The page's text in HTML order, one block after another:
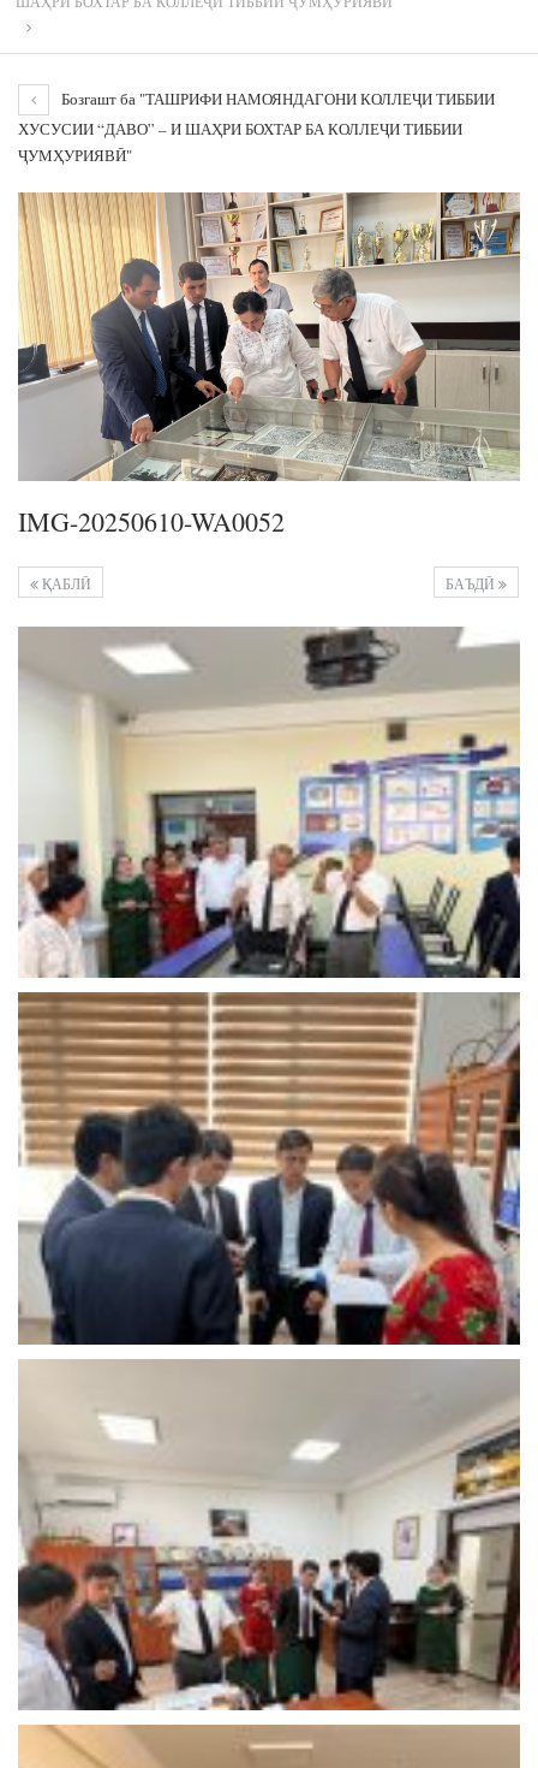
Бозгашт ба "ТАШРИФИ НАМОЯНДАГОНИ КОЛЛЕҶИ ТИББИИ
ХУСУСИИ “ДАВО” – И ШАҲРИ БОХТАР БА КОЛЛЕҶИ ТИББИИ
ҶУМҲУРИЯВӢ"
IMG-20250610-WA0052
БАЪДӢ
ҚАБЛӢ